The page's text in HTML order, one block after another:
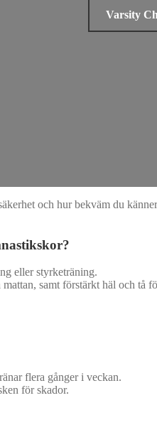
Varsity
och hur bekväm du
eller styrketräning.
samt förstärkt häl och tå
flera gånger i veckan.
för skador.